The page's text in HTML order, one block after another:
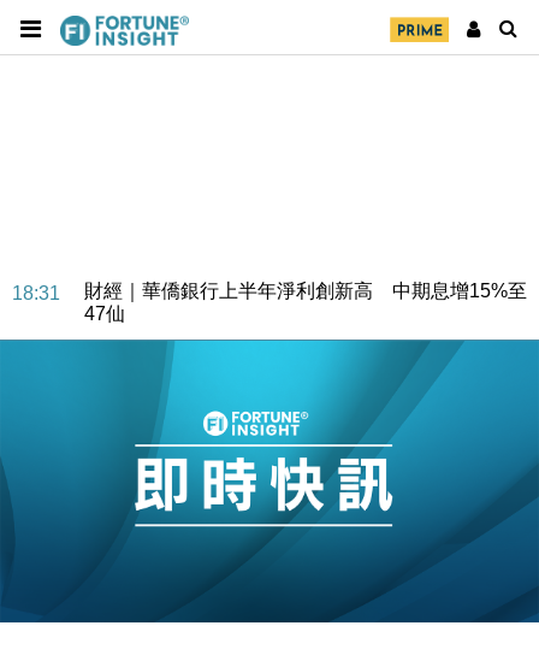
18:31
財經｜華僑銀行上半年淨利創新高 中期息增15%至
47仙
財經｜滙豐上調香港今年GDP預測至4.5% 看好貿易
及消費表現
本地｜假冒內地執法人員要求交「保證金」 43歲女子
損失近6900萬元
財經｜日經失守6.5萬點後回穩 全周仍升近2%
15:47
財經｜恒隆10月換帥 玩具「反」斗城亞洲CEO蔡德
財經｜韓股反覆波動收跌 連挫7周創逾3年最長跌勢